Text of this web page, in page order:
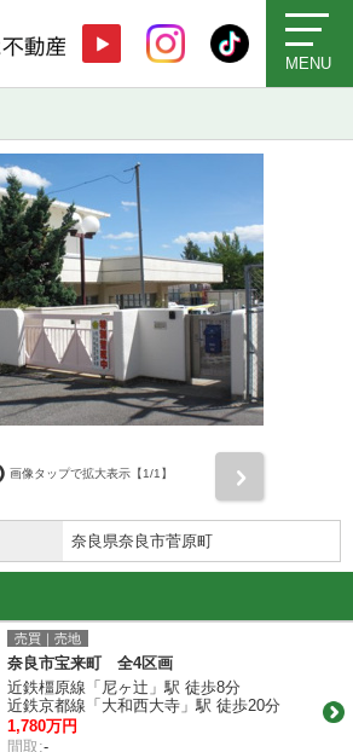
MENU
画像タップで拡大表示【1/1】
奈良県奈良市菅原町
売買｜売地
奈良市宝来町 全4区画
近鉄橿原線「尼ヶ辻」駅 徒歩8分
近鉄京都線「大和西大寺」駅 徒歩20分
1,780万円
間取:-